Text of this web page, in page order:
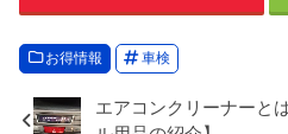
お得情報 車検
エアコンクリーナーと